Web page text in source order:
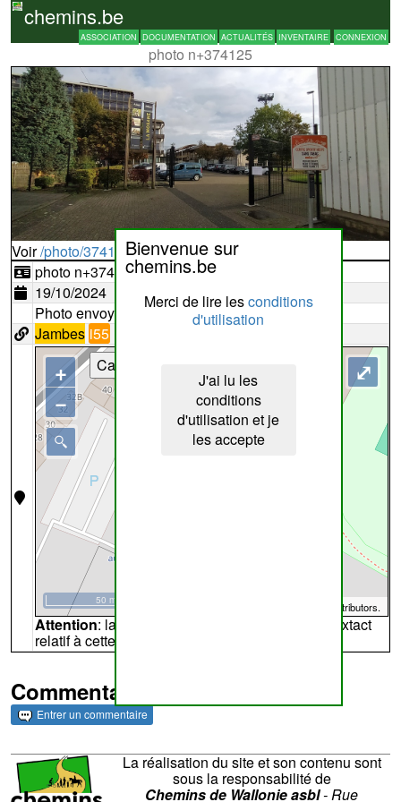
chemins.be
ASSOCIATION DOCUMENTATION ACTUALITÉS INVENTAIRE CONNEXION
photo n+374125
Bienvenue sur
chemins.be
Merci de lire lesconditions
d'utilisation
J'ai lu les
conditions
d'utilisation et je
les accepte
Voir/photo/374125?typ=d
photo n+374125
19/10/2024
Photo envoyée par un utilisateur
Jambes i55
contributors.
50 m
+
−
⤢
Cartes
Attention: la carte peut ne pas refléter l'endroit extact
relatif à cette archive
Commentaires et archives
Entrer un commentaire
La réalisation du site et son contenu sont
sous la responsabilité de
Chemins de Wallonie asbl- Rue